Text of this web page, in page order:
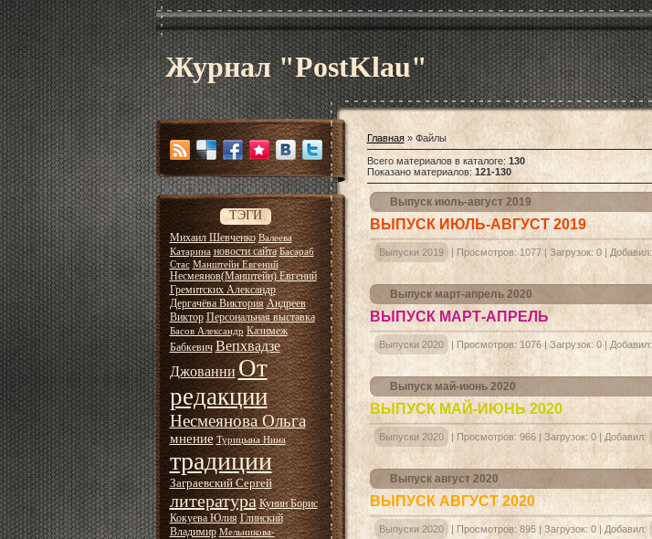
Журнал "PostKlau"
ТЭГИ
Михаил Шевченко Валеева
Катарина новости сайта Басараб
Стас Манштейн Евгений
Несмеянов(Манштейн) Евгений
Гремитских Александр
Дергачёва Виктория Андреев
Виктор Персональная выставка
Басов Александр Казимеж
Бабкевич Вепхвадзе
Джованни От
редакции
Несмеянова Ольга
мнение Турицына Нина
традиции
Заграевский Сергей
литература Кунин Борис
Кокуева Юлия Глинский
Владимир Мельникова-
Главная» Файлы
Всего материалов в каталоге: 130
Показано материалов:121-130
Выпуск июль-август 2019
ВЫПУСК ИЮЛЬ-АВГУСТ 2019
Выпуски 2019 | Просмотров: 1077|Загрузок: 0| Добавил:
Выпуск март-апрель 2020
ВЫПУСК МАРТ-АПРЕЛЬ
Выпуски 2020 | Просмотров: 1076|Загрузок: 0| Добавил:
Выпуск май-июнь 2020
ВЫПУСК МАЙ-ИЮНЬ 2020
Выпуски 2020 | Просмотров: 966| Загрузок: 0|Добавил:
Выпуск август 2020
ВЫПУСК АВГУСТ 2020
Выпуски 2020 | Просмотров: 895| Загрузок: 0| Добавил: